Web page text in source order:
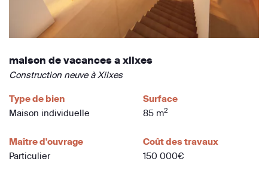
maison de vacances a xilxes
Construction neuve à Xilxes
Type de bien
Maison individuelle
Surface
85 m2
Maître d'ouvrage
Particulier
Coût des travaux
150 000€